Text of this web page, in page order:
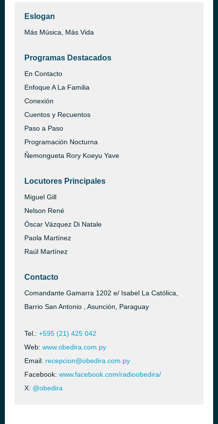
Eslogan
Más Música, Más Vida
Programas Destacados
En Contacto
Enfoque A La Familia
Conexión
Cuentos y Recuentos
Paso a Paso
Programación Nocturna
Ñemongueta Rory Koeyu Yave
Locutores Principales
Miguel Gill
Nelson René
Óscar Vázquez Di Natale
Paola Martínez
Raúl Martínez
Contacto
Comandante Gamarra 1202 e/ Isabel La Católica,
Barrio San Antonio , Asunción, Paraguay
Tel.: +595 (21) 425 042
Web: www.obedira.com.py
Email: recepcion@obedira.com.py
Facebook: www.facebook.com/radioobedira/
X: @obedira